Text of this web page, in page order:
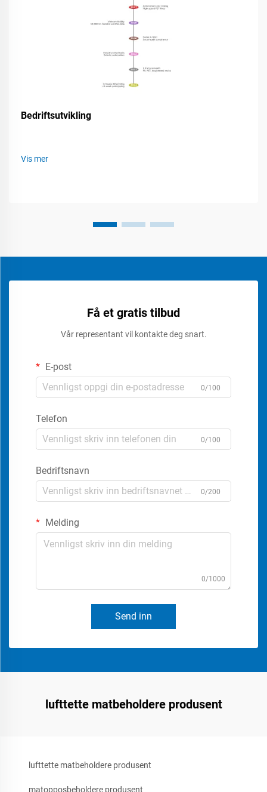
Bedriftsutvikling
Vis mer
Få et gratis tilbud
Vår representant vil kontakte deg snart.
E-post
0/100
Telefon
0/100
Bedriftsnavn
0/200
Melding
0/1000
Send inn
lufttette matbeholdere produsent
lufttette matbeholdere produsent
matopposbeholdere produsent